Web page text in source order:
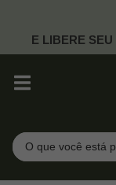
E LIBERE SEU
Pesquisar